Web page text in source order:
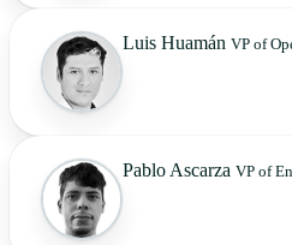
Luis Huamán VP of
Pablo Ascarza VP of